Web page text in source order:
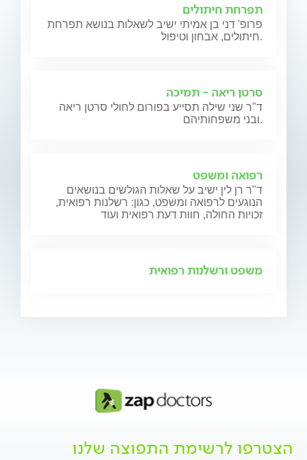
תפרחת חיתולים
פרופ' דני בן אמיתי ישיב לשאלות בנושא תפרחת
חיתולים, אבחון וטיפול.
סרטן ריאה - תמיכה
ד"ר שני שילה תסייע בפורום לחולי סרטן ריאה
ובני משפחותיהם.
רפואה ומשפט
ד"ר רן לין ישיב על שאלות הגולשים בנושאים
הנוגעים לרפואה ומשפט, כגון: רשלנות רפואית,
זכויות החולה, חוות דעת רפואית ועוד
משפט ורשלנות רפואית
הצטרפו לרשימת התפוצה שלנו